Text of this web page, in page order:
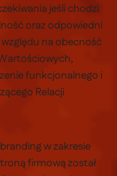
jeśli chodzi
oraz odpowiedni
na obecność
funkcjonalnego i
Relacji
w zakresie
firmową został